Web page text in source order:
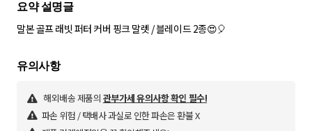
요약 설명글
말본 골프 래빗 퍼터 커버 핑크 말렛 / 블레이드 2종😍🎈
유의사항
해외배송 제품의 관부가세 유의사항 확인 필수!
파손 위험 / 택배사 과실로 인한 파손은 환불 X